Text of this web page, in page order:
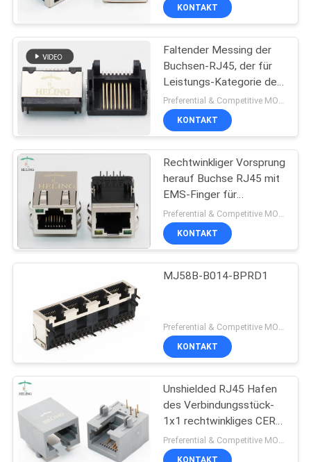
VERBINDUNG
FORDERN
SIE
EIN
ZITAT
SITEMAP
PRIVACY
POLICY
PWB Rj45 Jack
16
rj45 100base t
11
1000Base T RJ45
12
KONTAKT
Faltender Messing der
Buchsen-RJ45, der für
Leistungs-Kategorie der
Computer-Katzen-5
abschirmt
Preferential & Competitive MOQ:2000
KONTAKT
Rechtwinkliger Vorsprung
herauf Buchse RJ45 mit
EMS-Finger für
Gedruckte
Schaltkarte/Motherboards
Preferential & Competitive MOQ:2000
KONTAKT
MJ58B-B014-BPRD1
KONTAKT
Unshielded RJ45 Hafen
des Verbindungsstück-
1x1 rechtwinkliges CER
UL-MJ562204-G011-
RN1
KONTAKT